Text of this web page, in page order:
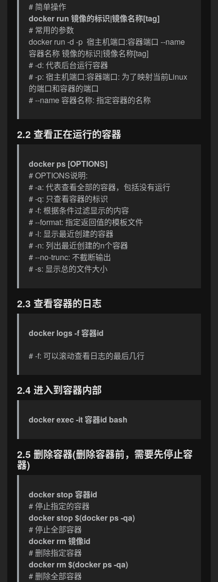
# 简单操作
docker run 镜像的标识|镜像名称[tag]
# 常用的参数
docker run -d -p 宿主机端口:容器端口 --name
容器名称 镜像的标识|镜像名称[tag]
# -d: 代表后台运行容器
# -p: 宿主机端口:容器端口: 为了映射当前Linux
的端口和容器的端口
# --name 容器名称: 指定容器的名称
2.2 查看正在运行的容器
docker ps [OPTIONS]
# OPTIONS说明:
# -a: 代表查看全部的容器，包括没有运行
# -q: 只查看容器的标识
# -f: 根据条件过滤显示的内容
# --format: 指定返回值的模板文件
# -l: 显示最近创建的容器
# -n: 列出最近创建的n个容器
# --no-trunc: 不截断输出
# -s: 显示总的文件大小
2.3 查看容器的日志
docker logs -f 容器id
# -f: 可以滚动查看日志的最后几行
2.4 进入到容器内部
docker exec -it 容器id bash
2.5 删除容器(删除容器前，需要先停止容
器)
docker stop 容器id
# 停止指定的容器
docker stop $(docker ps -qa)
# 停止全部容器
docker rm 镜像id
# 删除指定容器
docker rm $(docker ps -qa)
# 删除全部容器